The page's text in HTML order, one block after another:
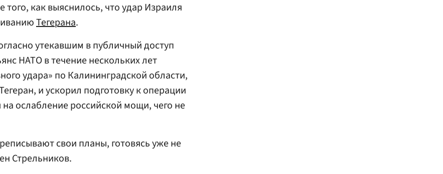
того, как выяснилось, что удар Израиля
Тегерана.
утекавшим в публичный доступ
НАТО в течение нескольких лет
удара» по Калининградской области,
и ускорил подготовку к операции
ослабление российской мощи, чего не
свои планы, готовясь уже не
Стрельников.